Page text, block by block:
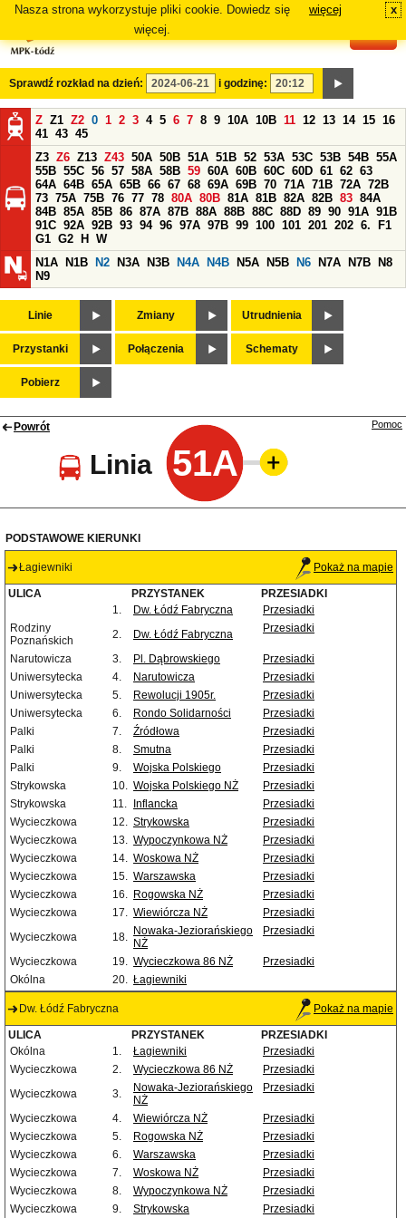
Nasza strona wykorzystuje pliki cookie. Dowiedz się
więcej.
więcej x
Sprawdź rozkład na dzień: i godzinę:
Z Z1 Z2 0 1 2 3 4 5 6 7 8 9 10A 10B 11 12 13 14 15 16
41 43 45
Z3 Z6 Z13 Z43 50A 50B 51A 51B 52 53A 53C 53B 54B 55A
55B 55C 56 57 58A 58B 59 60A 60B 60C 60D 61 62 63
64A 64B 65A 65B 66 67 68 69A 69B 70 71A 71B 72A 72B
73 75A 75B 76 77 78 80A 80B 81A 81B 82A 82B 83 84A
84B 85A 85B 86 87A 87B 88A 88B 88C 88D 89 90 91A 91B
91C 92A 92B 93 94 96 97A 97B 99 100 101 201 202 6.
F1
G1 G2 H
W
N1A
N1B N2 N3A N3B N4A N4B N5A N5B N6 N7A N7B
N8
N9
Linie Zmiany Utrudnienia
Przystanki Połączenia Schematy
Pobierz
Powrót
Linia 51A
Pomoc
PODSTAWOWE KIERUNKI
Łagiewniki Pokaż na mapie
ULICA PRZYSTANEK
PRZESIADKI
1.
Dw. Łódź Fabryczna
Przesiadki
Rodziny
Poznańskich
2. Dw. Łódź Fabryczna Przesiadki
Narutowicza 3. Pl. Dąbrowskiego
Przesiadki
Uniwersytecka
4. Narutowicza
Przesiadki
Uniwersytecka
5. Rewolucji 1905r.
Przesiadki
Uniwersytecka
6. Rondo Solidarności
Przesiadki
Palki
7. Źródłowa
Przesiadki
Palki
8. Smutna
Przesiadki
Palki
9. Wojska Polskiego
Przesiadki
Strykowska
10. Wojska Polskiego NŻ
Przesiadki
Strykowska
11. Inflancka
Przesiadki
Wycieczkowa
12. Strykowska
Przesiadki
Wycieczkowa
13. Wypoczynkowa NŻ
Przesiadki
Wycieczkowa
14. Woskowa NŻ
Przesiadki
Wycieczkowa
15. Warszawska
Przesiadki
Wycieczkowa
16. Rogowska NŻ
Przesiadki
Wycieczkowa
17. Wiewiórcza NŻ
Przesiadki
Wycieczkowa
18. Nowaka-Jeziorańskiego
NŻ
Przesiadki
Wycieczkowa 19. Wycieczkowa 86 NŻ
Przesiadki
Okólna
20. Łagiewniki
Dw. Łódź Fabryczna Pokaż na mapie
ULICA PRZYSTANEK
PRZESIADKI
Okólna
1. Łagiewniki
Przesiadki
Wycieczkowa
2. Wycieczkowa 86 NŻ
Przesiadki
Wycieczkowa
3.
Nowaka-Jeziorańskiego
NŻ
Przesiadki
Wycieczkowa 4. Wiewiórcza NŻ
Przesiadki
Wycieczkowa
5. Rogowska NŻ
Przesiadki
Wycieczkowa
6. Warszawska
Przesiadki
Wycieczkowa
7. Woskowa NŻ
Przesiadki
Wycieczkowa
8. Wypoczynkowa NŻ
Przesiadki
Wycieczkowa
9. Strykowska Przesiadki